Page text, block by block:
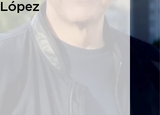
López